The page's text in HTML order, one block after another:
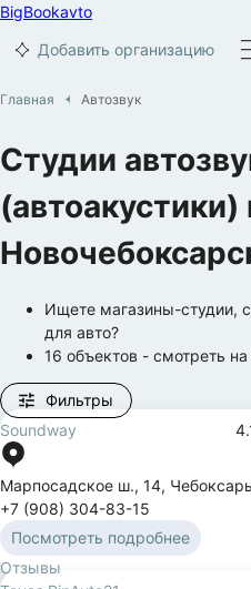
BigBookavto
Добавить организацию
Главная Автозвук
Студии
(автоакустики)
Ищете магазины-студии,
для авто?
16 объектов - смотреть на
Фильтры
Soundway
Марпосадское ш., 14,
+7 (908) 304-83-15
Посмотреть подробнее
Отзывы